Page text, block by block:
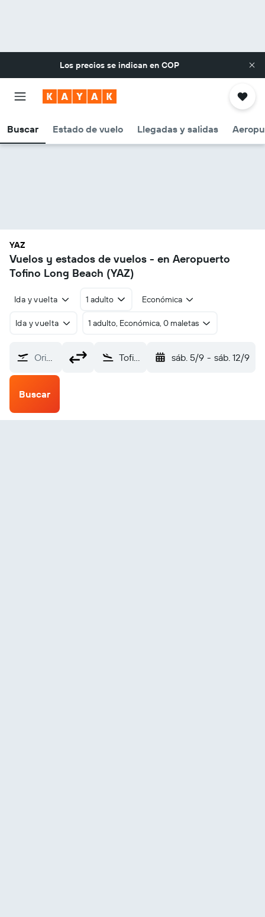
Los precios se indican en COP
Buscar Estado de vuelo Llegadas y salidas
YAZ
Vuelos y estados de vuelos - en Aeropuerto
Tofino Long Beach (YAZ)
Ida y vuelta 1 adulto Económica
Ida y vuelta 1 adulto, Económica, 0 maletas
Origen Tofino Long Beach (YAZ) sáb. 5/9 - sáb. 12/9
Buscar